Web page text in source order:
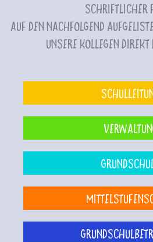
schriftlicher
Auf den nachfolgend
unsere Kollegen